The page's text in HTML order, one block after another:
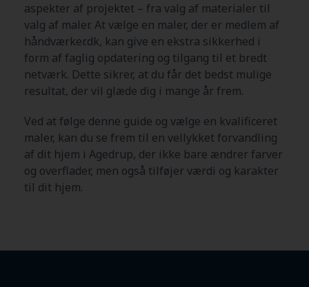
aspekter af projektet – fra valg af materialer til
valg af maler. At vælge en maler, der er medlem af
håndværker.dk, kan give en ekstra sikkerhed i
form af faglig opdatering og tilgang til et bredt
netværk. Dette sikrer, at du får det bedst mulige
resultat, der vil glæde dig i mange år frem.
Ved at følge denne guide og vælge en kvalificeret
maler, kan du se frem til en vellykket forvandling
af dit hjem i Agedrup, der ikke bare ændrer farver
og overflader, men også tilføjer værdi og karakter
til dit hjem.